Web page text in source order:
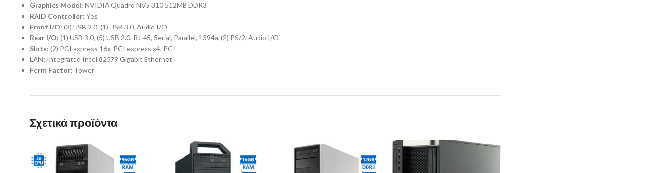
Graphics Model: NVIDIA Quadro NVS 310 512MB DDR3
RAID Controller: Yes
Front I/O: (3) USB 2.0, (1) USB 3.0, Audio I/O
Rear I/O: (1) USB 3.0, (5) USB 2.0, RJ-45, Serial, Parallel, 1394a, (2) PS/2, Audio I/O
Slots: (2) PCI express 16x, PCI express x4, PCI
LAN: Integrated Intel 82579 Gigabit Ethernet
Form Factor: Tower
Σχετικά προϊόντα